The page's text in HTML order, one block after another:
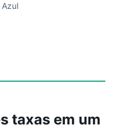
taxas em um
Azul